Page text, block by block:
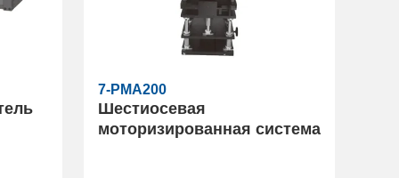
7-PMA200
Шестиосевая
моторизированная система